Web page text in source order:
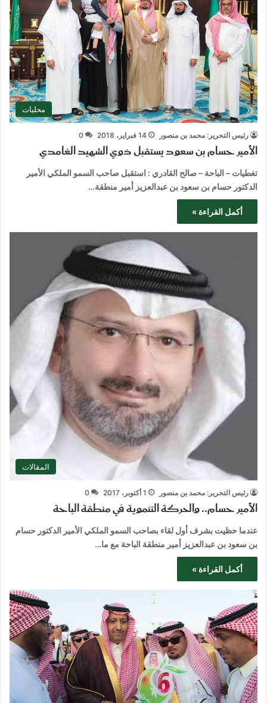
محليات
رئيس التحرير: محمد بن منصور 14 فبراير، 2018 0
الأمير حسام بن سعود يستقبل ذوي الشهيد الغامدي
تغطيات – الباحة – صالح القادري : استقبل صاحب السمو الملكي الأمير
الدكتور حسام بن سعود بن عبدالعزيز أمير منطقة…
أكمل القراءة »
المقالات
رئيس التحرير: محمد بن منصور 1 أكتوبر، 2017 0
الأمير حسام.. والحركة التنموية في منطقة الباحة
عندما حظيت بشرف أول لقاء بصاحب السمو الملكي الأمير الدكتور حسام
بن سعود بن عبدالعزيز أمير منطقة الباحة مع ما…
أكمل القراءة »